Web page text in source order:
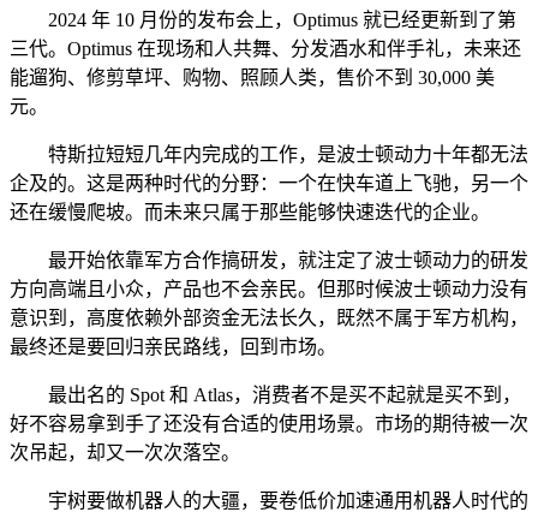
2024 年 10 月份的发布会上，Optimus 就已经更新到了第
三代。Optimus 在现场和人共舞、分发酒水和伴手礼，未来还
能遛狗、修剪草坪、购物、照顾人类，售价不到 30,000 美
元。
特斯拉短短几年内完成的工作，是波士顿动力十年都无法
企及的。这是两种时代的分野：一个在快车道上飞驰，另一个
还在缓慢爬坡。而未来只属于那些能够快速迭代的企业。
最开始依靠军方合作搞研发，就注定了波士顿动力的研发
方向高端且小众，产品也不会亲民。但那时候波士顿动力没有
意识到，高度依赖外部资金无法长久，既然不属于军方机构，
最终还是要回归亲民路线，回到市场。
最出名的 Spot 和 Atlas，消费者不是买不起就是买不到，
好不容易拿到手了还没有合适的使用场景。市场的期待被一次
次吊起，却又一次次落空。
宇树要做机器人的大疆，要卷低价加速通用机器人时代的